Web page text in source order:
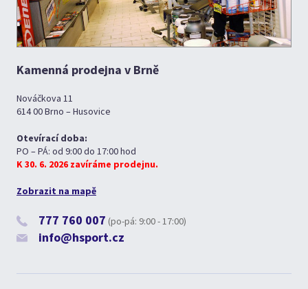
Kamenná prodejna v Brně
Nováčkova 11
614 00 Brno – Husovice
Otevírací doba:
PO – PÁ: od 9:00 do 17:00 hod
K 30. 6. 2026 zavíráme prodejnu.
Zobrazit na mapě
777 760 007 (po-pá: 9:00 - 17:00)
info@hsport.cz